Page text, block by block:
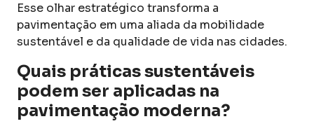
Esse olhar estratégico transforma a
pavimentação em uma aliada da mobilidade
sustentável e da qualidade de vida nas cidades.
Quais práticas sustentáveis
podem ser aplicadas na
pavimentação moderna?